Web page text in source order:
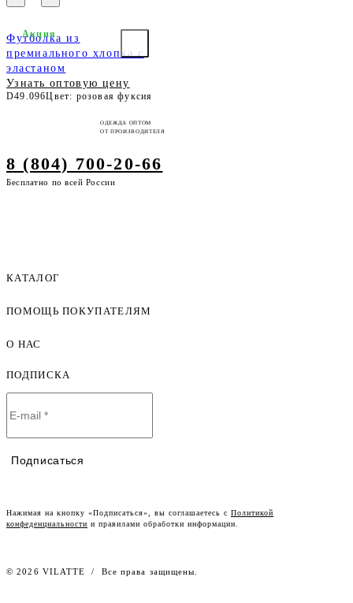
Футболка из
премиального хлопка с
эластаном
Узнать оптовую цену
D49.096Цвет: розовая фуксия
Акция
ОДЕЖДА ОПТОМ
ОТ ПРОИЗВОДИТЕЛЯ
8 (804) 700-20-66
Бесплатно по всей России
КАТАЛОГ
Женская одежда оптом
ПОМОЩЬ ПОКУПАТЕЛЯМ
Оплата и доставка
Договор-оферта
Условия сотрудничества
О НАС
Lookbook
Работа в компании
ПОДПИСКА
Подписаться
Нажимая на кнопку «Подписаться», вы соглашаетесь с Политикой
конфеденциальности и правилами обработки информации.
© 2026 VILATTE / Все права защищены.